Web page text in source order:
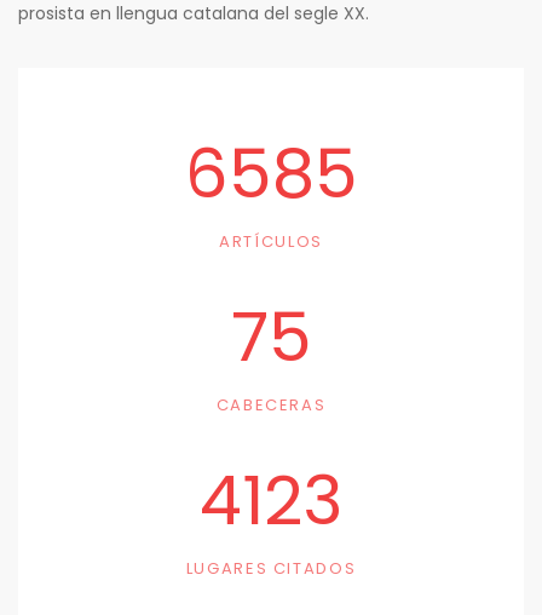
prosista en llengua catalana del segle XX.
6585
ARTÍCULOS
75
CABECERAS
4123
LUGARES CITADOS